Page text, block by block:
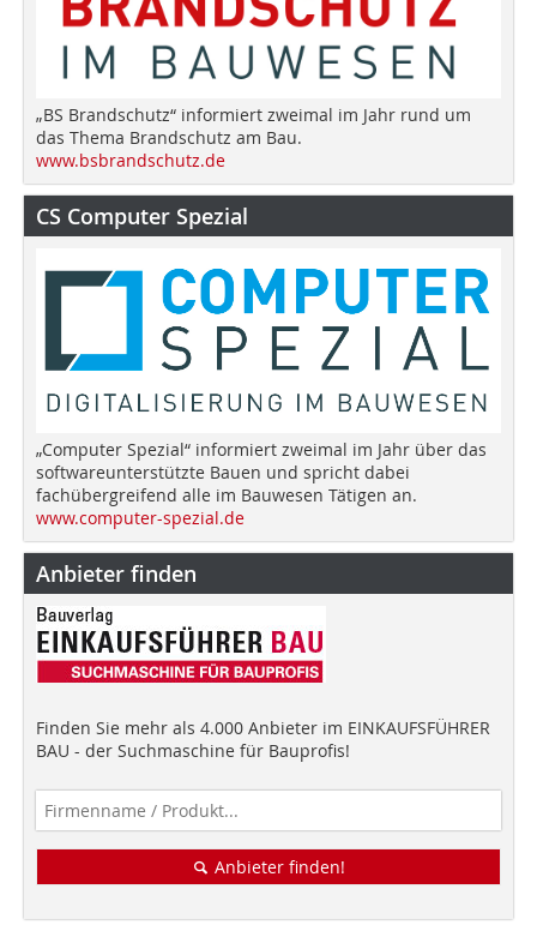
„BS Brandschutz“ informiert zweimal im Jahr rund um
das Thema Brandschutz am Bau.
www.bsbrandschutz.de
CS Computer Spezial
„Computer Spezial“ informiert zweimal im Jahr über das
softwareunterstützte Bauen und spricht dabei
fachübergreifend alle im Bauwesen Tätigen an.
www.computer-spezial.de
Anbieter finden
Finden Sie mehr als 4.000 Anbieter im EINKAUFSFÜHRER
BAU - der Suchmaschine für Bauprofis!
Anbieter finden!